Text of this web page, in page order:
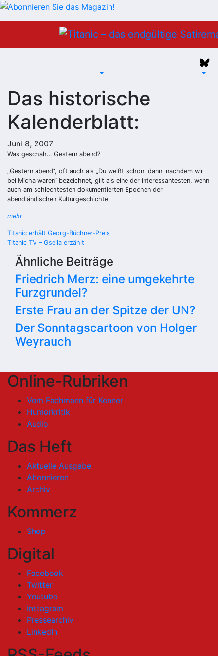
Das historische
Kalenderblatt:
Juni 8, 2007
Was geschah… Gestern abend?
„Gestern abend“, oft auch als „Du weißt schon, dann, nachdem wir
bei Micha waren“ bezeichnet, gilt als eine der interessantesten, wenn
auch am schlechtesten dokumentierten Epochen der
abendländischen Kulturgeschichte.
mehr
Beitragsnavigation
Titanic erhält Georg-Büchner-Preis
Titanic TV – Gsella erzählt
Ähnliche Beiträge
Friedrich Merz: eine umgekehrte
Furzgrundel?
Erste Frau an der Spitze der UN?
Der Sonntagscartoon von Holger
Weyrauch
Online-Rubriken
Vom Fachmann für Kenner
Humorkritik
Audio
Das Heft
Aktuelle Ausgabe
Abonnieren
Archiv
Kommerz
Shop
Digital
Facebook
Twitter
Youtube
Instagram
Pressearchiv
LinkedIn